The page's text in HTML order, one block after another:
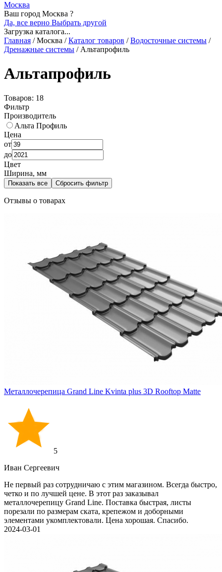
Москва
Ваш город Москва ?
Да, все верно Выбрать другой
Загрузка каталога...
Главная /Москва / Каталог товаров / Водосточные системы /
Дренажные системы /Альтапрофиль
Альтапрофиль
Товаров: 18
Фильтр
Производитель
Альта Профиль
Цена
от
до
Цвет
Ширина, мм
Показать все Сбросить фильтр
Отзывы о товарах
Металлочерепица Grand Line Kvinta plus 3D Rooftop Matte
5
Иван Cергеевич
Не первый раз сотрудничаю с этим магазином. Всегда быстро,
четко и по лучшей цене. В этот раз заказывал
металлочерепицу Grand Line. Поставка быстрая, листы
порезали по размерам ската, крепежом и доборными
элементами укомплектовали. Цена хорошая. Спасибо.
2024-03-01